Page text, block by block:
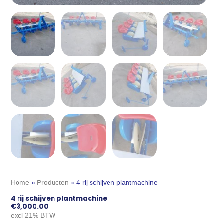
4 rij schijven plantmachine
Home » Producten » 4 rij schijven plantmachine
€3,000.00
excl 21% BTW